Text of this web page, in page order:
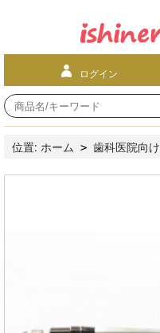
ログイン
位置: ホーム > 歯科医院向け